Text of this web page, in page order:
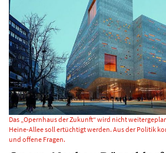
Das „Opernhaus der Zukunft“ wird nicht
Heine-Allee soll ertüchtigt werden. Aus der Politik
und offene Fragen.